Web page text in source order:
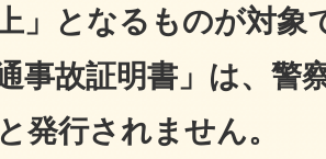
」となるものが対象
通事故証明書」は、警
発行されません。